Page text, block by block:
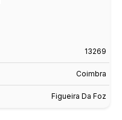
13269
Coimbra
Figueira Da Foz